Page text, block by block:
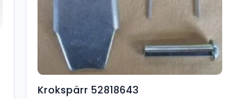
Krokspärr 52818643